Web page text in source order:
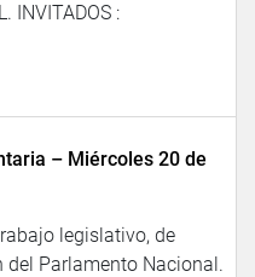
INVITADOS :
– Miércoles 20 de
legislativo, de
Parlamento Nacional.